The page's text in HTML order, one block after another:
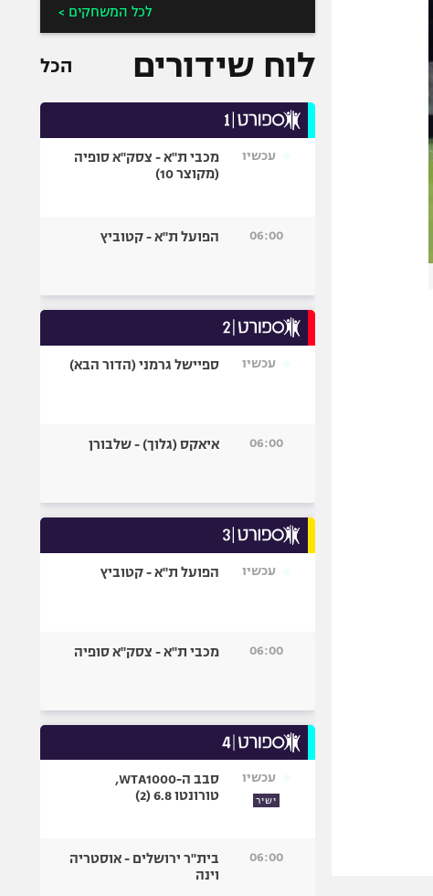
לכל המשחקים >
לוח שידורים הכל
עכשיו
מכבי ת"א - צסק"א סופיה
(מקוצר 10)
06:00 הפועל ת"א - קטוביץ
עכשיו ספיישל גרמני (הדור הבא)
06:00 איאקס (גלוך) - שלבורן
עכשיו הפועל ת"א - קטוביץ
06:00 מכבי ת"א - צסק"א סופיה
עכשיו
ישיר
סבב ה-WTA1000,
טורונטו 6.8 (2)
06:00
בית"ר ירושלים - אוסטריה
וינה